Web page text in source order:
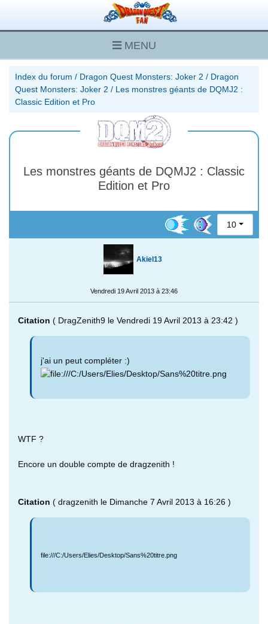
MENU
Index du forum / Dragon Quest Monsters: Joker 2 / Dragon
Quest Monsters: Joker 2 / Les monstres géants de DQMJ2 :
Classic Edition et Pro
Les monstres géants de DQMJ2 : Classic
Edition et Pro
10
Akiel13
Vendredi 19 Avril 2013 à 23:46
Citation ( DragZenith9 le Vendredi 19 Avril 2013 à 23:42 )
j'ai un peut compléter :)
WTF ?
Encore un double compte de dragzenith !
Citation ( dragzenith le Dimanche 7 Avril 2013 à 16:26 )
file:///C:/Users/Elies/Desktop/Sans%20titre.png